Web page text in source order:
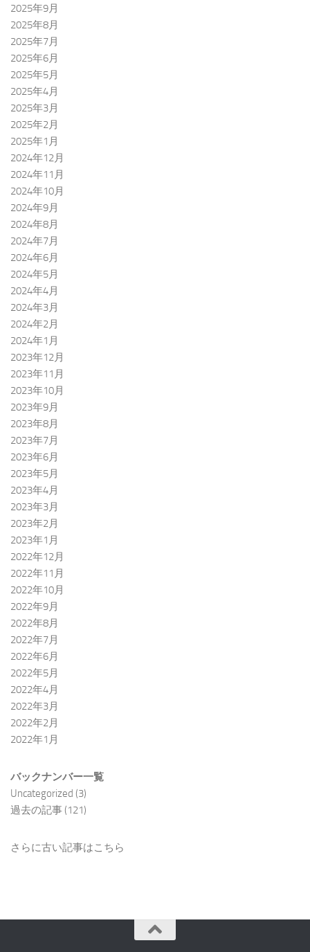
2025年9月
2025年8月
2025年7月
2025年6月
2025年5月
2025年4月
2025年3月
2025年2月
2025年1月
2024年12月
2024年11月
2024年10月
2024年9月
2024年8月
2024年7月
2024年6月
2024年5月
2024年4月
2024年3月
2024年2月
2024年1月
2023年12月
2023年11月
2023年10月
2023年9月
2023年8月
2023年7月
2023年6月
2023年5月
2023年4月
2023年3月
2023年2月
2023年1月
2022年12月
2022年11月
2022年10月
2022年9月
2022年8月
2022年7月
2022年6月
2022年5月
2022年4月
2022年3月
2022年2月
2022年1月
バックナンバー一覧
Uncategorized (3)
過去の記事 (121)
さらに古い記事はこちら